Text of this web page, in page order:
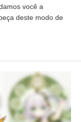
você a
deste modo de